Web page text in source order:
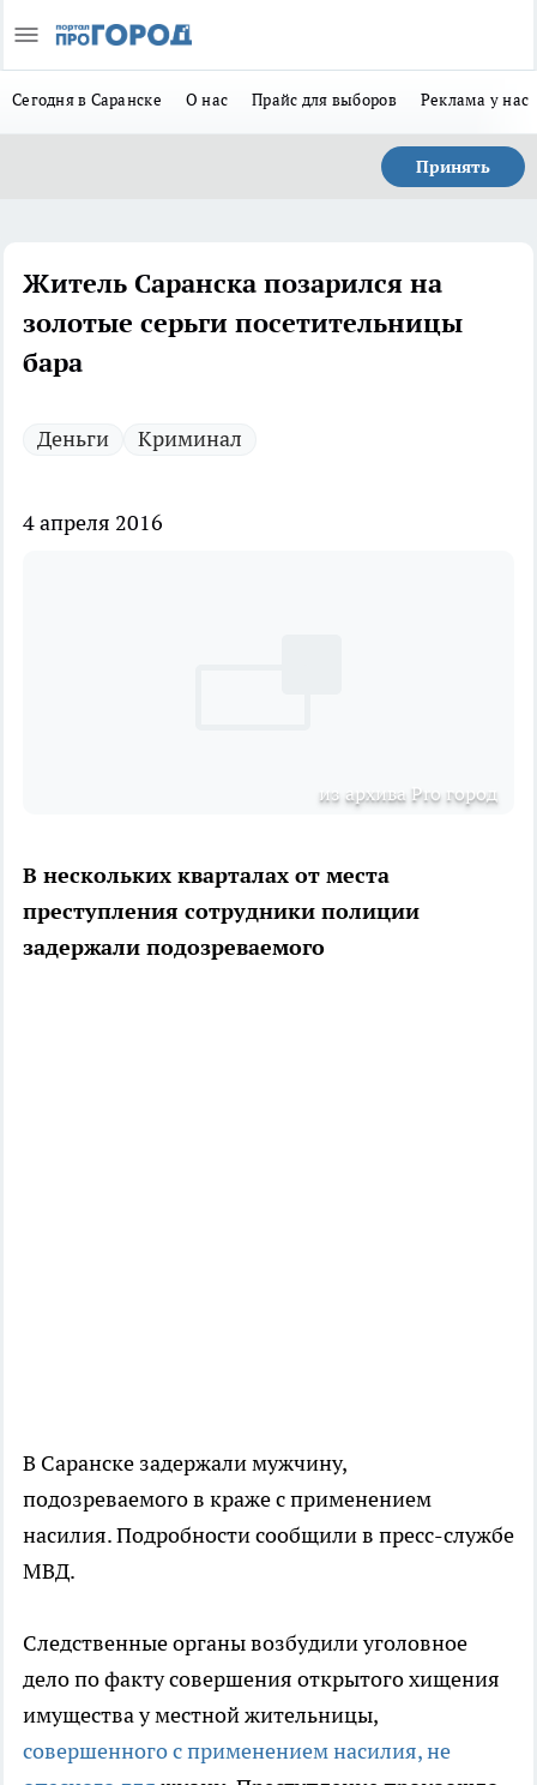
Сегодня в Саранске О нас Прайс для выборов Реклама у нас
Принять
Житель Саранска позарился на
золотые серьги посетительницы
бара
Деньги Криминал
4 апреля 2016
из архива Pro город
В нескольких кварталах от места
преступления сотрудники полиции
задержали подозреваемого
В Саранске задержали мужчину,
подозреваемого в краже с применением
насилия. Подробности сообщили в пресс-службе
МВД.
Следственные органы возбудили уголовное
дело по факту совершения открытого хищения
имущества у местной жительницы,
совершенного с применением насилия, не